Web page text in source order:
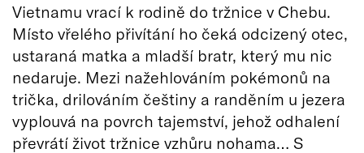
Vietnamu vrací k rodině do tržnice v Chebu.
Místo vřelého přivítání ho čeká odcizený otec,
ustaraná matka a mladší bratr, který mu nic
nedaruje. Mezi nažehlováním pokémonů na
trička, drilováním češtiny a randěním u jezera
vyplouvá na povrch tajemství, jehož odhalení
převrátí život tržnice vzhůru nohama… S